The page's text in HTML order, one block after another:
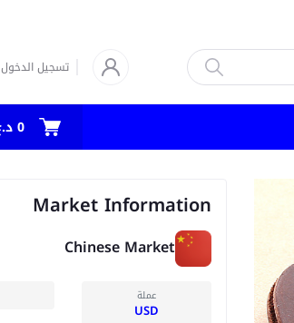
تسجيل الدخول
0 د.ع
Market Information
Chinese Market
عملة
USD